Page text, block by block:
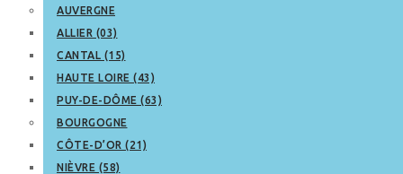
AUVERGNE
ALLIER (03)
CANTAL (15)
HAUTE LOIRE (43)
PUY-DE-DÔME (63)
BOURGOGNE
CÔTE-D’OR (21)
NIÈVRE (58)